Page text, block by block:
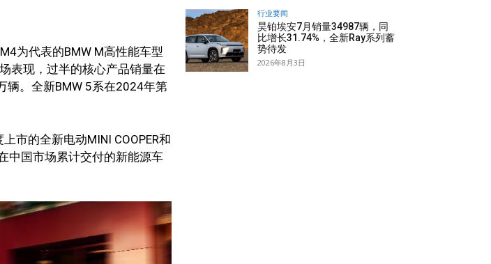
为代表的BMW M高性能车型
表现，过半的核心产品销量在
辆。全新BMW 5系在2024年第
市的全新电动MINI COOPER和
中国市场累计交付的新能源车
行业要闻
昊铂埃安7月销量34987辆，同
比增长31.74%，全新Ray系列蓄
势待发
2026年8月3日